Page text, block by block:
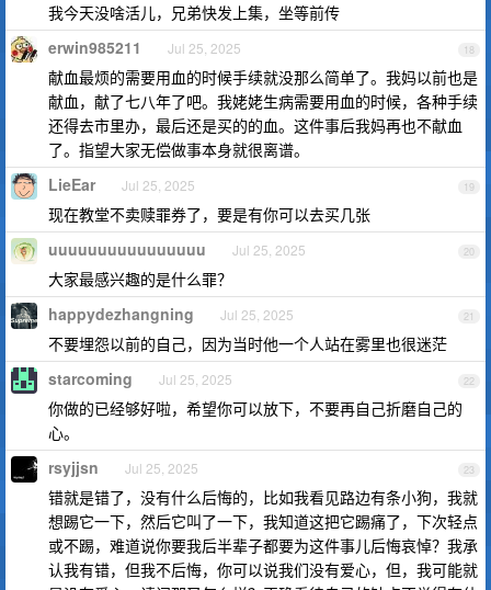
我今天没啥活儿，兄弟快发上集，坐等前传
18
erwin985211 Jul 25, 2025
献血最烦的需要用血的时候手续就没那么简单了。我妈以前也是
献血，献了七八年了吧。我姥姥生病需要用血的时候，各种手续
还得去市里办，最后还是买的的血。这件事后我妈再也不献血
了。指望大家无偿做事本身就很离谱。
19
LieEar Jul 25, 2025
现在教堂不卖赎罪券了，要是有你可以去买几张
20
uuuuuuuuuuuuuuuu Jul 25, 2025
大家最感兴趣的是什么罪？
21
happydezhangning Jul 25, 2025
不要埋怨以前的自己，因为当时他一个人站在雾里也很迷茫
22
starcoming Jul 25, 2025
你做的已经够好啦，希望你可以放下，不要再自己折磨自己的
心。
23
rsyjjsn Jul 25, 2025
错就是错了，没有什么后悔的，比如我看见路边有条小狗，我就
想踢它一下，然后它叫了一下，我知道这把它踢痛了，下次轻点
或不踢，难道说你要我后半辈子都要为这件事儿后悔哀悼？我承
认我有错，但我不后悔，你可以说我们没有爱心，但，我可能就